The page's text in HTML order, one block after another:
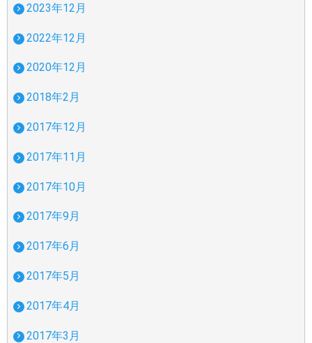
2023年12月
2022年12月
2020年12月
2018年2月
2017年12月
2017年11月
2017年10月
2017年9月
2017年6月
2017年5月
2017年4月
2017年3月